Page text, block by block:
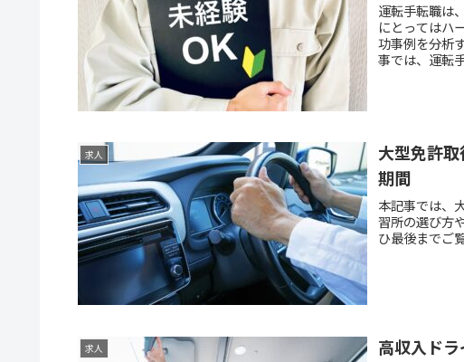
運転手転職は
にとってはハ
功事例を分析
事では、運転
求人
大型免許
期間
本記事では、
習所の選び方
ひ最後までご
求人 高収入ド